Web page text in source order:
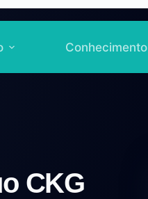
Conhecimento
CKG